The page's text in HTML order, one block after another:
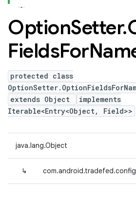
OptionSetter.
FieldsFor
protected class
extends Object
implements
Iterable<Entry<Object, Field>>
java.lang.Object
↳